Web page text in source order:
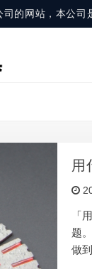
的网站，本公司
用
「
题
做